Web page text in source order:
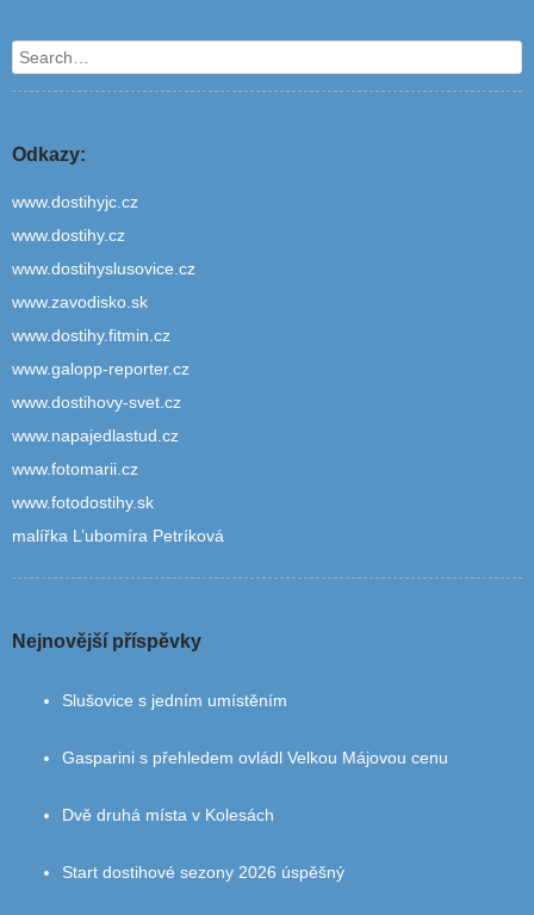
Search
Odkazy:
www.dostihyjc.cz
www.dostihy.cz
www.dostihyslusovice.cz
www.zavodisko.sk
www.dostihy.fitmin.cz
www.galopp-reporter.cz
www.dostihovy-svet.cz
www.napajedlastud.cz
www.fotomarii.cz
www.fotodostihy.sk
malířka L’ubomíra Petríková
Nejnovější příspěvky
Slušovice s jedním umístěním
Gasparini s přehledem ovládl Velkou Májovou cenu
Dvě druhá místa v Kolesách
Start dostihové sezony 2026 úspěšný